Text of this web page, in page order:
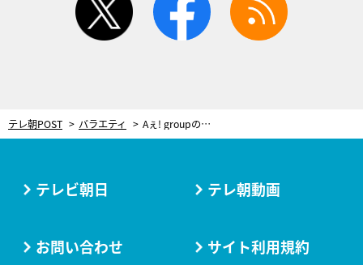
テレ朝POST バラエティ Aぇ! groupのふれあい旅番組『あっちこっちAぇ!』、特別版でも入らなかった未公開映像を独占公開！
テレビ朝日 テレ朝動画
お問い合わせ サイト利用規約